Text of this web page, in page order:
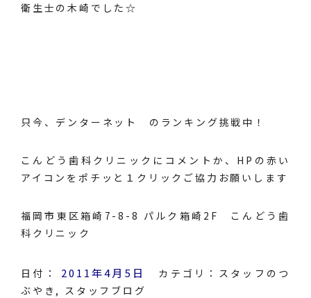
衛生士の木崎でした☆
只今、 デンターネット のランキング挑戦中！
こんどう歯科クリニックにコメントか、HPの赤い
アイコンをポチッと１クリックご協力お願いします
福岡市東区箱崎7-8-8 パルク箱崎2F こんどう歯
科クリニック
日付： 2011年4月5日 カテゴリ： スタッフのつ
ぶやき , スタッフブログ